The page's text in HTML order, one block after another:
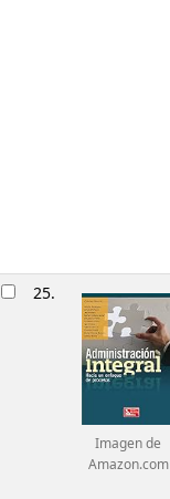
25.
Imagen de
Amazon.com